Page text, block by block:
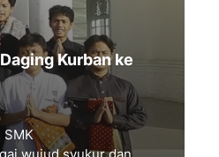
Kurban ke
SMK